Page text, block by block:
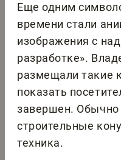
Еще одним
времени стали
изображения с
разработке».
размещали такие
показать
завершен. Обычно
строительные
техника.